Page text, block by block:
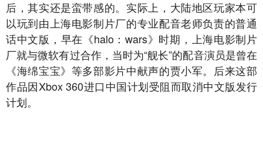
后，其实还是蛮带感的。实际上，大陆地区玩家本可
以玩到由上海电影制片厂的专业配音老师负责的普通
话中文版，早在《halo：wars》时期，上海电影制片
厂就与微软有过合作，当时为“舰长”的配音演员是曾在
《海绵宝宝》等多部影片中献声的贾小军。后来这部
作品因Xbox 360进口中国计划受阻而取消中文版发行
计划。